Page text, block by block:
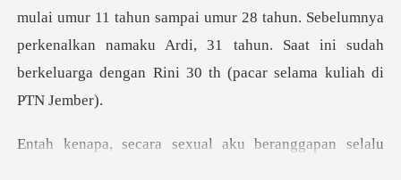
Pengisian Ulang
mulai umur 11 tahun sampai umur 28 tahun. Sebelumnya
perkenalkan namaku Ardi,
ual aku beranggapan sela